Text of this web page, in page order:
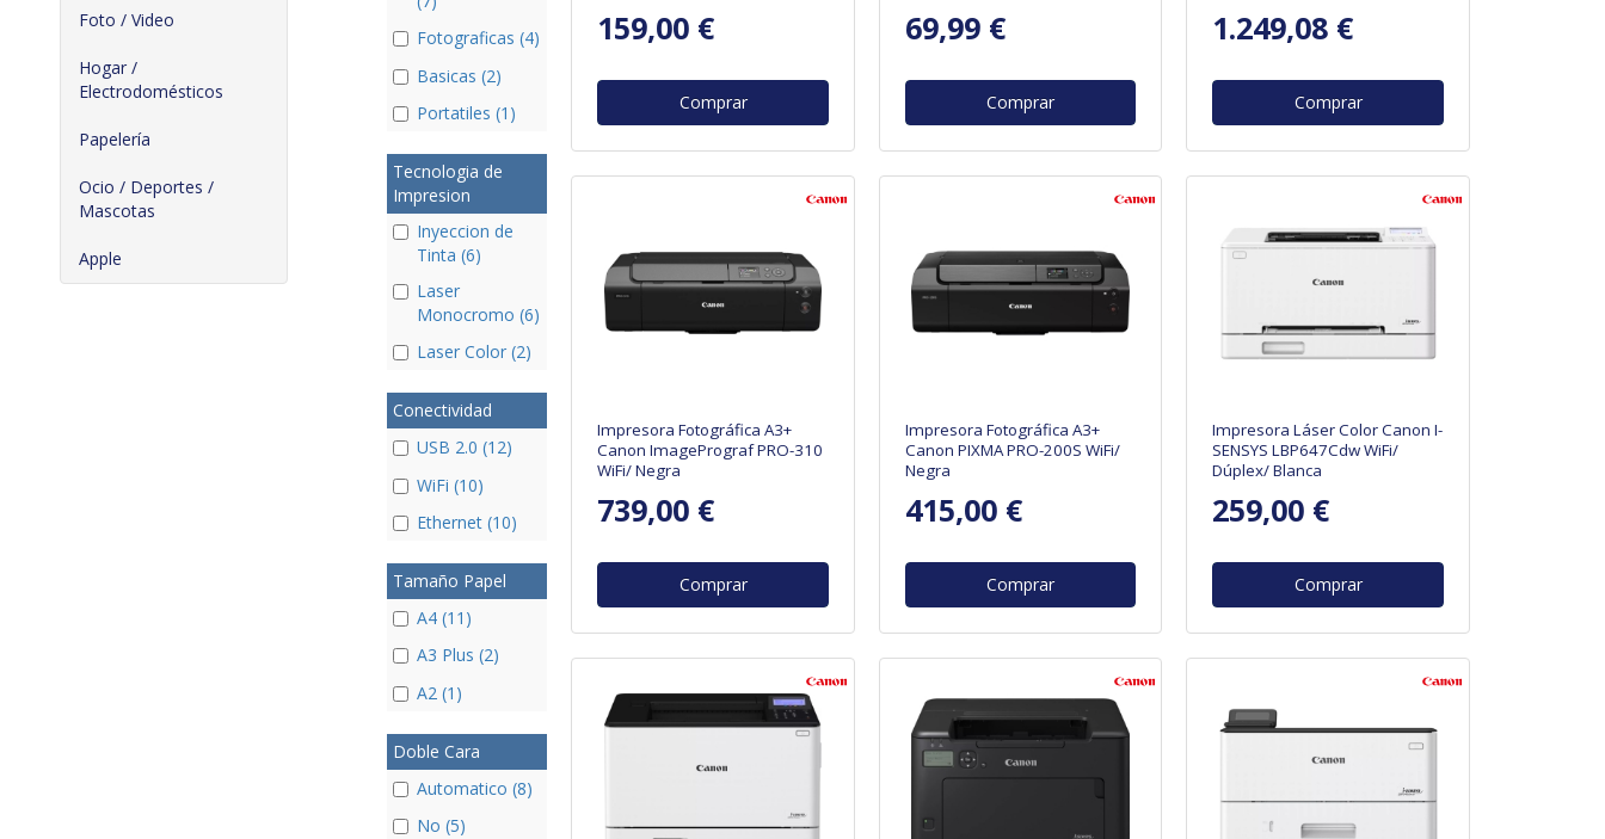
Foto / Video
Hogar /
Electrodomésticos
Papelería
Ocio / Deportes /
Mascotas
Apple
Fotograficas (4)
Basicas (2)
Portatiles (1)
Tecnologia de
Impresion
Inyeccion de
Tinta (6)
Laser
Monocromo (6)
Laser Color (2)
Conectividad
USB 2.0 (12)
WiFi (10)
Ethernet (10)
Tamaño Papel
A4 (11)
A3 Plus (2)
A2 (1)
Doble Cara
Automatico (8)
No (5)
159,00 €
Comprar
69,99 €
Comprar
1.249,08 €
Comprar
Impresora Fotográfica A3+
Canon ImagePrograf PRO-310
WiFi/ Negra
739,00 €
Comprar
Impresora Fotográfica A3+
Canon PIXMA PRO-200S WiFi/
Negra
415,00 €
Comprar
Impresora Láser Color Canon I-
SENSYS LBP647Cdw WiFi/
Dúplex/ Blanca
259,00 €
Comprar